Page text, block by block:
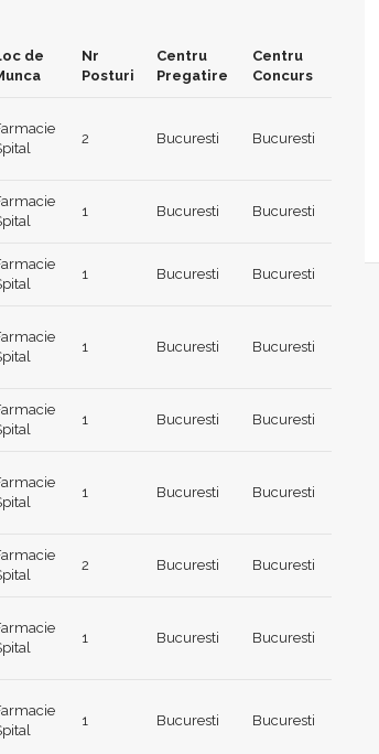
de
Nr
Posturi
Centru
Pregatire
Centru
Concurs
2 Bucuresti Bucuresti
1 Bucuresti Bucuresti
1 Bucuresti Bucuresti
1 Bucuresti Bucuresti
1 Bucuresti Bucuresti
1 Bucuresti Bucuresti
2 Bucuresti Bucuresti
1 Bucuresti Bucuresti
1 Bucuresti Bucuresti